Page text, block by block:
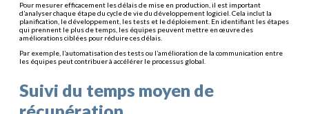
Pour mesurer efficacement les délais de mise en production, il est important
d’analyser chaque étape du cycle de vie du développement logiciel. Cela inclut la
planification, le développement, les tests et le déploiement. En identifiant les étapes
qui prennent le plus de temps, les équipes peuvent mettre en œuvre des
améliorations ciblées pour réduire ces délais.
Par exemple, l’automatisation des tests ou l’amélioration de la communication entre
les équipes peut contribuer à accélérer le processus global.
Suivi du temps moyen de